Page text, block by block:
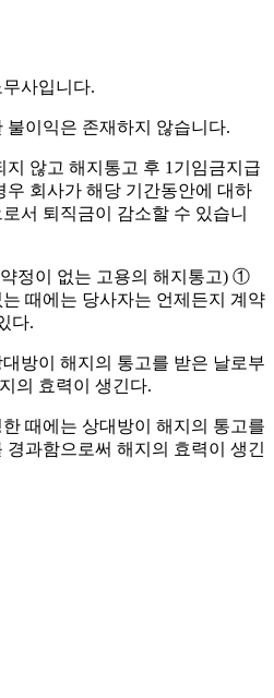
사입니다.
불이익은 존재하지 않습니다.
지 않고 해지통고 후 1기임금지급
우 회사가 해당 기간동안에 대하
서 퇴직금이 감소할 수 있습니
정이 없는 고용의 해지통고) ①
때에는 당사자는 언제든지 계약
다.
방이 해지의 통고를 받은 날로부
의 효력이 생긴다.
때에는 상대방이 해지의 통고를
경과함으로써 해지의 효력이 생긴